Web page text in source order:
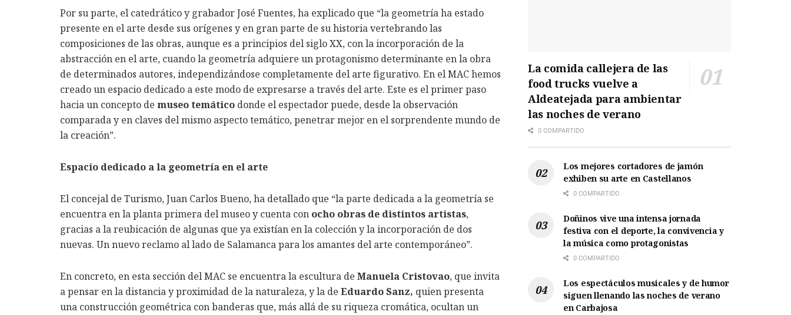
Por su parte, el catedrático y grabador José Fuentes, ha explicado que “la geometría ha estado
presente en el arte desde sus orígenes y en gran parte de su historia vertebrando las
composiciones de las obras, aunque es a principios del siglo XX, con la incorporación de la
abstracción en el arte, cuando la geometría adquiere un protagonismo determinante en la obra
de determinados autores, independizándose completamente del arte figurativo. En el MAC hemos
creado un espacio dedicado a este modo de expresarse a través del arte. Este es el primer paso
hacia un concepto de museo temático donde el espectador puede, desde la observación
comparada y en claves del mismo aspecto temático, penetrar mejor en el sorprendente mundo de
la creación”.
Espacio dedicado a la geometría en el arte
El concejal de Turismo, Juan Carlos Bueno, ha detallado que “la parte dedicada a la geometría se
encuentra en la planta primera del museo y cuenta con ocho obras de distintos artistas,
gracias a la reubicación de algunas que ya existían en la colección y la incorporación de dos
nuevas. Un nuevo reclamo al lado de Salamanca para los amantes del arte contemporáneo”.
En concreto, en esta sección del MAC se encuentra la escultura de Manuela Cristovao, que invita
a pensar en la distancia y proximidad de la naturaleza, y la de Eduardo Sanz, quien presenta
una construcción geométrica con banderas que, más allá de su riqueza cromática, ocultan un
La comida callejera de las
food trucks vuelve a
Aldeatejada para ambientar
las noches de verano
0 COMPARTIDO
Los mejores cortadores de jamón
exhiben su arte en Castellanos
0 COMPARTIDO
Doñinos vive una intensa jornada
festiva con el deporte, la convivencia y
la música como protagonistas
0 COMPARTIDO
Los espectáculos musicales y de humor
siguen llenando las noches de verano
en Carbajosa